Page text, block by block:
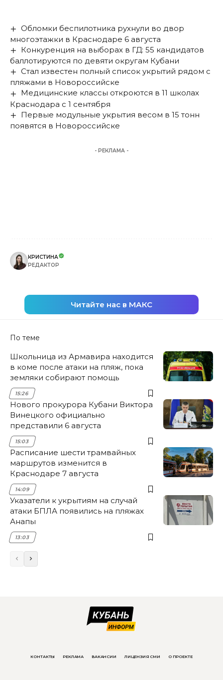
Обломки беспилотника рухнули во двор
многоэтажки в Краснодаре 6 августа
Конкуренция на выборах в ГД: 55 кандидатов
баллотируются по девяти округам Кубани
Стал известен полный список укрытий рядом с
пляжами в Новороссийске
Медицинские классы откроются в 11 школах
Краснодара с 1 сентября
Первые модульные укрытия весом в 15 тонн
появятся в Новороссийске
- РЕКЛАМА -
КРИСТИНА
РЕДАКТОР
Читайте нас в МАКС
По теме
Школьница из Армавира находится
в коме после атаки на пляж, пока
земляки собирают помощь
15:26
Нового прокурора Кубани Виктора
Винецкого официально
представили 6 августа
15:03
Расписание шести трамвайных
маршрутов изменится в
Краснодаре 7 августа
14:09
Указатели к укрытиям на случай
атаки БПЛА появились на пляжах
Анапы
13:03
КОНТАКТЫ РЕКЛАМА ВАКАНСИИ ЛИЦЕНЗИЯ СМИ О ПРОЕКТЕ